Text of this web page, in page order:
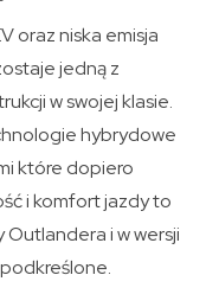
oraz niska emisja
jedną z
w swojej klasie.
hybrydowe
które dopiero
i komfort jazdy to
Outlandera i w wersji